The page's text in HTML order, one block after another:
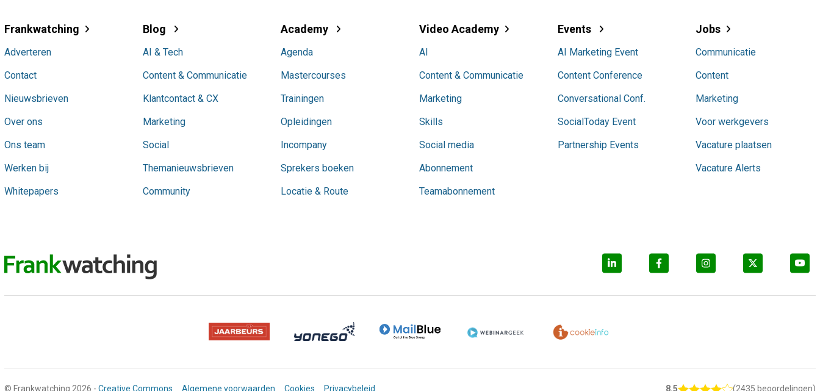
Frankwatching
Adverteren
Contact
Nieuwsbrieven
Over ons
Ons team
Werken bij
Whitepapers
Blog
AI & Tech
Content & Communicatie
Klantcontact & CX
Marketing
Social
Themanieuwsbrieven
Community
Academy
Agenda
Mastercourses
Trainingen
Opleidingen
Incompany
Sprekers boeken
Locatie & Route
Video Academy
AI
Content & Communicatie
Marketing
Skills
Social media
Abonnement
Teamabonnement
Events
AI Marketing Event
Content Conference
Conversational Conf.
SocialToday Event
Partnership Events
Jobs
Communicatie
Content
Marketing
Voor werkgevers
Vacature plaatsen
Vacature Alerts
© Frankwatching 2026 - Creative Commons Algemene voorwaarden Cookies Privacybeleid 8.5 (2435 beoordelingen)